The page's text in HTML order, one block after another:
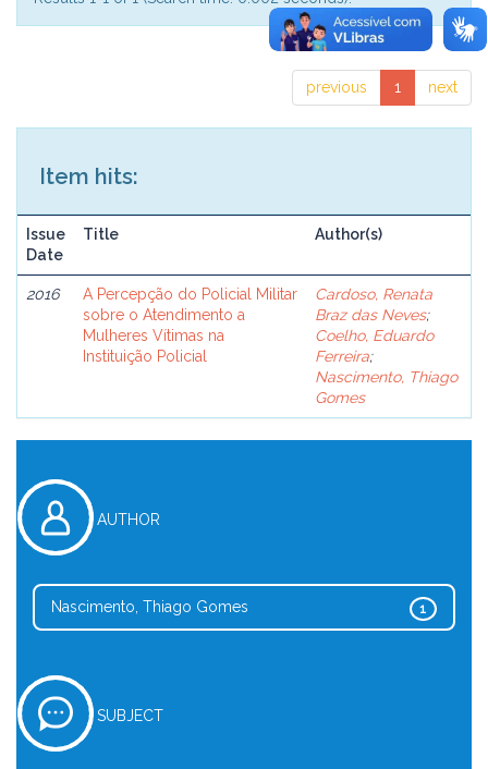
previous 1 next
Item hits:
Issue
Date
Title Author(s)
2016
A Percepção do Policial Militar
sobre o Atendimento a
Mulheres Vítimas na
Instituição Policial
Cardoso, Renata
Braz das Neves;
Coelho, Eduardo
Ferreira;
Nascimento, Thiago
Gomes
AUTHOR
1
Nascimento, Thiago Gomes
SUBJECT